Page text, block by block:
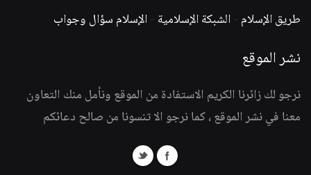
طريق الإسلام -الشبكة الإسلامية -الإسلام سؤال وجواب
نشر الموقع
نرجو لك زائرنا الكريم الاستفادة من الموقع ونأمل منك التعاون
معنا في نشر الموقع ، كما نرجو الا تنسونا من صالح دعائكم